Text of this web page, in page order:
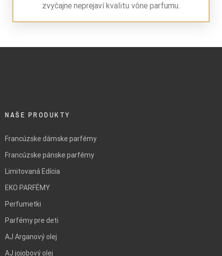
zvyčajne neprejaví kvalitu vône parfumu.
NAŠE PRODUKTY
Francúzske dámske parfémy
Francúzske pánske parfémy
Limitovaná Edícia
EKO PARFÉMY
Perfumetki
Parfémy pre deti
AJ Arganový olej
AJ jojobový olej